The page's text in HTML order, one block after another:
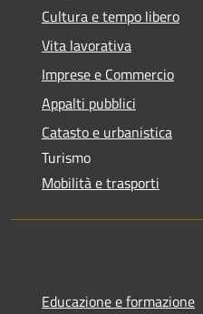
Cultura e tempo libero
Vita lavorativa
Imprese e Commercio
Appalti pubblici
Catasto e urbanistica
Turismo
Mobilità e trasporti
Educazione e formazione